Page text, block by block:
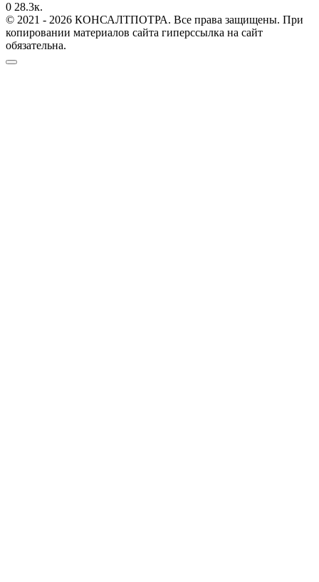
0 28.3к.
© 2021 - 2026 КОНСАЛТПОТРА. Все права защищены. При
копировании материалов сайта гиперссылка на сайт
обязательна.